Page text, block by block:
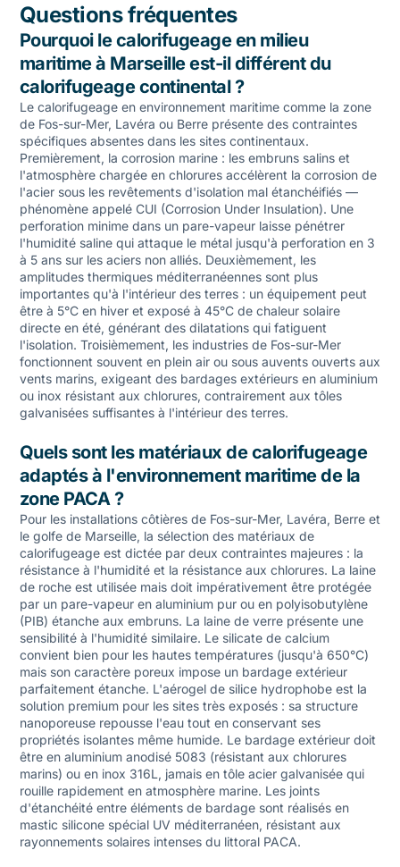
Questions fréquentes
Pourquoi le calorifugeage en milieu
maritime à Marseille est-il différent du
calorifugeage continental ?
Le calorifugeage en environnement maritime comme la zone
de Fos-sur-Mer, Lavéra ou Berre présente des contraintes
spécifiques absentes dans les sites continentaux.
Premièrement, la corrosion marine : les embruns salins et
l'atmosphère chargée en chlorures accélèrent la corrosion de
l'acier sous les revêtements d'isolation mal étanchéifiés —
phénomène appelé CUI (Corrosion Under Insulation). Une
perforation minime dans un pare-vapeur laisse pénétrer
l'humidité saline qui attaque le métal jusqu'à perforation en 3
à 5 ans sur les aciers non alliés. Deuxièmement, les
amplitudes thermiques méditerranéennes sont plus
importantes qu'à l'intérieur des terres : un équipement peut
être à 5°C en hiver et exposé à 45°C de chaleur solaire
directe en été, générant des dilatations qui fatiguent
l'isolation. Troisièmement, les industries de Fos-sur-Mer
fonctionnent souvent en plein air ou sous auvents ouverts aux
vents marins, exigeant des bardages extérieurs en aluminium
ou inox résistant aux chlorures, contrairement aux tôles
galvanisées suffisantes à l'intérieur des terres.
Quels sont les matériaux de calorifugeage
adaptés à l'environnement maritime de la
zone PACA ?
Pour les installations côtières de Fos-sur-Mer, Lavéra, Berre et
le golfe de Marseille, la sélection des matériaux de
calorifugeage est dictée par deux contraintes majeures : la
résistance à l'humidité et la résistance aux chlorures. La laine
de roche est utilisée mais doit impérativement être protégée
par un pare-vapeur en aluminium pur ou en polyisobutylène
(PIB) étanche aux embruns. La laine de verre présente une
sensibilité à l'humidité similaire. Le silicate de calcium
convient bien pour les hautes températures (jusqu'à 650°C)
mais son caractère poreux impose un bardage extérieur
parfaitement étanche. L'aérogel de silice hydrophobe est la
solution premium pour les sites très exposés : sa structure
nanoporeuse repousse l'eau tout en conservant ses
propriétés isolantes même humide. Le bardage extérieur doit
être en aluminium anodisé 5083 (résistant aux chlorures
marins) ou en inox 316L, jamais en tôle acier galvanisée qui
rouille rapidement en atmosphère marine. Les joints
d'étanchéité entre éléments de bardage sont réalisés en
mastic silicone spécial UV méditerranéen, résistant aux
rayonnements solaires intenses du littoral PACA.